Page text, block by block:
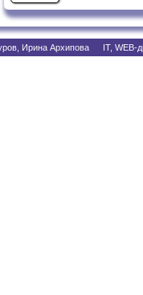
Ирина Архипова IT, WEB-